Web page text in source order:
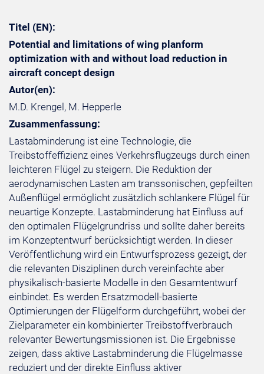
Titel (EN):
Potential and limitations of wing planform
optimization with and without load reduction in
aircraft concept design
Autor(en):
M.D. Krengel, M. Hepperle
Zusammenfassung:
Lastabminderung ist eine Technologie, die
Treibstoffeffizienz eines Verkehrsflugzeugs durch einen
leichteren Flügel zu steigern. Die Reduktion der
aerodynamischen Lasten am transsonischen, gepfeilten
Außenflügel ermöglicht zusätzlich schlankere Flügel für
neuartige Konzepte. Lastabminderung hat Einfluss auf
den optimalen Flügelgrundriss und sollte daher bereits
im Konzeptentwurf berücksichtigt werden. In dieser
Veröffentlichung wird ein Entwurfsprozess gezeigt, der
die relevanten Disziplinen durch vereinfachte aber
physikalisch-basierte Modelle in den Gesamtentwurf
einbindet. Es werden Ersatzmodell-basierte
Optimierungen der Flügelform durchgeführt, wobei der
Zielparameter ein kombinierter Treibstoffverbrauch
relevanter Bewertungsmissionen ist. Die Ergebnisse
zeigen, dass aktive Lastabminderung die Flügelmasse
reduziert und der direkte Einfluss aktiver